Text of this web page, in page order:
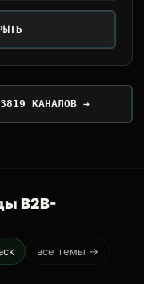
КАНАЛОВ →
B2B-
все темы →